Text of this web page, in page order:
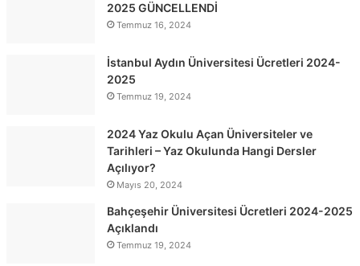
2025 GÜNCELLENDİ
Temmuz 16, 2024
İstanbul Aydın Üniversitesi Ücretleri 2024-
2025
Temmuz 19, 2024
2024 Yaz Okulu Açan Üniversiteler ve
Tarihleri – Yaz Okulunda Hangi Dersler
Açılıyor?
Mayıs 20, 2024
Bahçeşehir Üniversitesi Ücretleri 2024-2025
Açıklandı
Temmuz 19, 2024